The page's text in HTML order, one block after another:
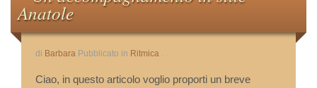
Anatole
di Barbara Pubblicato in Ritmica .
Ciao, in questo articolo voglio proporti un breve